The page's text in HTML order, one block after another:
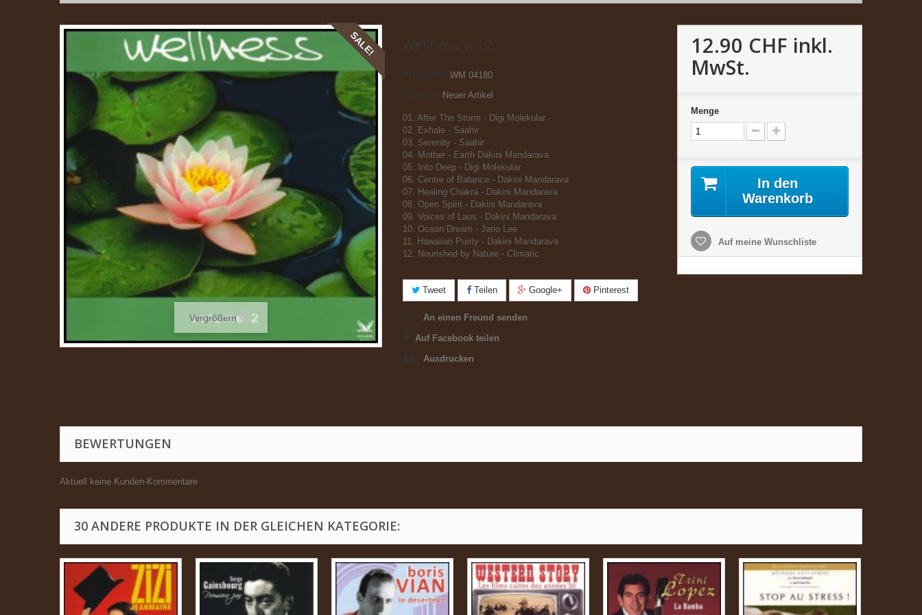
SALE!
Vergrößern
Wellness vol.2
Artikel-Nr.:
WM 04180
Zustand:
Neuer Artikel
01. After The Storm - Digi Molekular
02. Exhale - Saahir
03. Serenity - Saahir
04. Mother - Earth Dakini Mandarava
05. Into Deep - Digi Molekular
06. Centre of Balance - Dakini Mandarava
07. Healing Chakra - Dakini Mandarava
08. Open Spirit - Dakini Mandarava
09. Voices of Laos - Dakini Mandarava
10. Ocean Dream - Jario Lee
11. Hawaiian Purity - Dakini Mandarava
12. Nourished by Nature - Climatic
Tweet Teilen Google+ Pinterest
An einen Freund senden
Auf Facebook teilen
Ausdrucken
12.90 CHF inkl.
MwSt.
Menge
In den
Warenkorb
Auf meine Wunschliste
BEWERTUNGEN
Aktuell keine Kunden-Kommentare
30 ANDERE PRODUKTE IN DER GLEICHEN KATEGORIE: